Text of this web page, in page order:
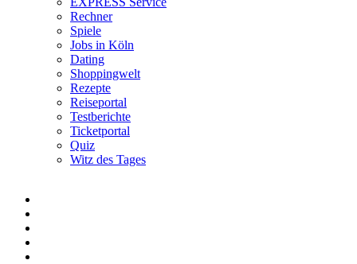
Rechner
Spiele
Jobs in Köln
Dating
Shoppingwelt
Rezepte
Reiseportal
Testberichte
Ticketportal
Quiz
Witz des Tages